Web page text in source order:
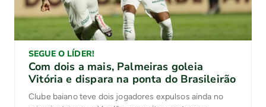
SEGUE O LÍDER!
Com dois a mais, Palmeiras goleia
Vitória e dispara na ponta do Brasileirão
Clube baiano teve dois jogadores expulsos ainda no